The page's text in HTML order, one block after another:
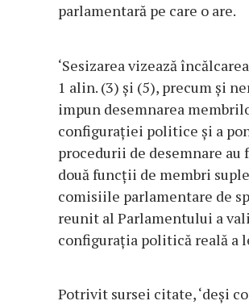
parlamentară pe care o are.
‘Sesizarea vizează
1 alin. (3) și (5), precum și
impun desemnarea
configurației politice și a
procedurii de desemnare
două funcții de membri
comisiile parlamentare de
reunit al Parlamentului a
configurația politică reală a
Potrivit sursei citate, ‘deși